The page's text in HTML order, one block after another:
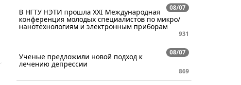
08/07
В НГТУ НЭТИ прошла XXI Международная
конференция молодых специалистов по микро/
нанотехнологиям и электронным приборам
931
08/07
Ученые предложили новой подход к
лечению депрессии
869